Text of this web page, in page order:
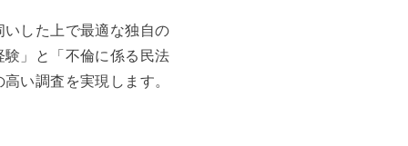
した上で最適な独自の
」と「不倫に係る民法
い調査を実現します。